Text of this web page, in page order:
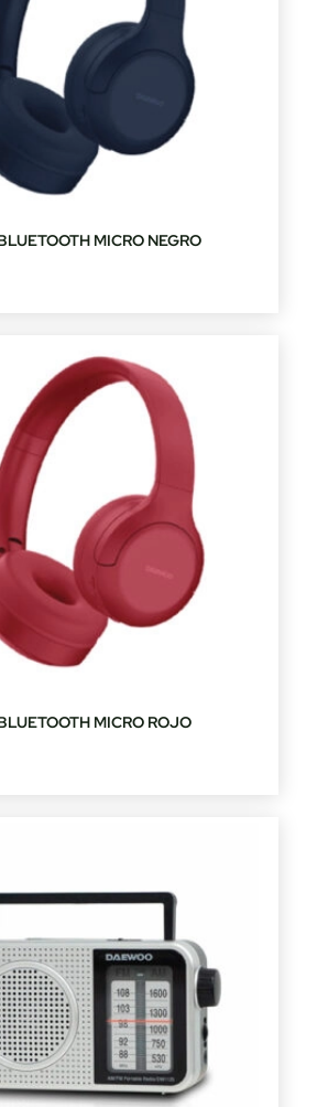
MICRO NEGRO
MICRO ROJO